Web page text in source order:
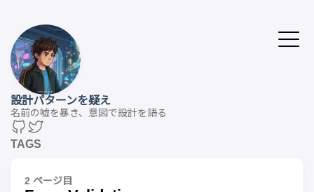
設計パターンを疑え
名前の嘘を暴き、意図で設計を語る
TAGS
2 ページ目